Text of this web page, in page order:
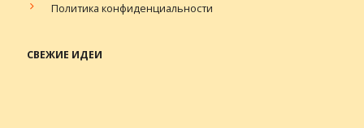
Политика конфиденциальности
СВЕЖИЕ ИДЕИ